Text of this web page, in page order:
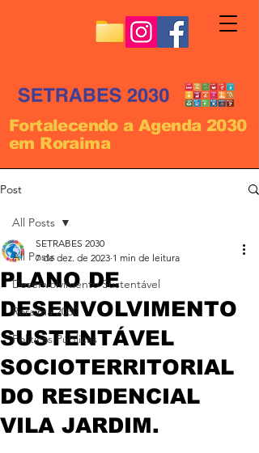
Fortalecendo a Agenda 2030
em Roraima
Post
All Posts
Desenvolvimento Sustentável
Roraima 2030
Políticas Públicas
All Posts
PLANO DE
DESENVOLVIMENTO
SUSTENTÁVEL
SOCIOTERRITORIAL
DO RESIDENCIAL
VILA JARDIM.
SETRABES 2030
7 de dez. de 2023 1 min de leitura